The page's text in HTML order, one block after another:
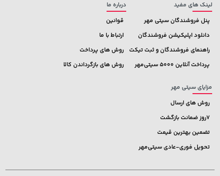
لینک های مفید
پنل فروشندگان سیتی مهر
دانلود اپلیکیشن فروشندگان
راهنمای فروشندگان و ثبت تیکت
پرداخت آنلاین 5000 سیتی‌مهر
درباره ما
قوانین
ارتباط با ما
روش های پرداخت
روش های بازگرداندن کالا
مزایای سیتی مهر
روش های ارسال
7روز ضمانت بازگشت
تضمین بهترین قیمت
تحویل فوری-عادی سیتی‌مهر